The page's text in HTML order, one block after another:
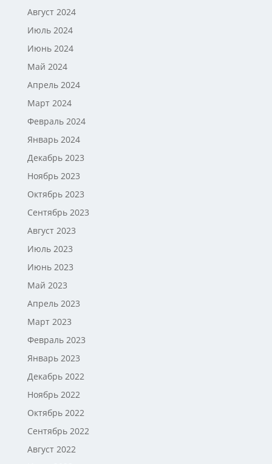
Август 2024
Июль 2024
Июнь 2024
Май 2024
Апрель 2024
Март 2024
Февраль 2024
Январь 2024
Декабрь 2023
Ноябрь 2023
Октябрь 2023
Сентябрь 2023
Август 2023
Июль 2023
Июнь 2023
Май 2023
Апрель 2023
Март 2023
Февраль 2023
Январь 2023
Декабрь 2022
Ноябрь 2022
Октябрь 2022
Сентябрь 2022
Август 2022